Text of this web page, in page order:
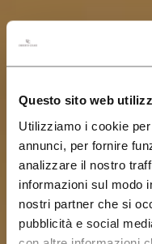
Questo sito web
Utilizziamo i cookie
annunci, per fornire
analizzare il nostro
informazioni sul modo
nostri partner che si
pubblicità e social